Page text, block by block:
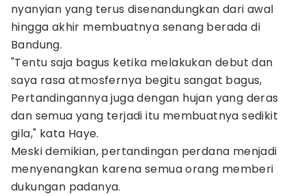
nyanyian yang terus disenandungkan dari awal
hingga akhir membuatnya senang berada di
Bandung.
"Tentu saja bagus ketika melakukan debut dan
saya rasa atmosfernya begitu sangat bagus,
Pertandingannya juga dengan hujan yang deras
dan semua yang terjadi itu membuatnya sedikit
gila," kata Haye.
Meski demikian, pertandingan perdana menjadi
menyenangkan karena semua orang memberi
dukungan padanya.